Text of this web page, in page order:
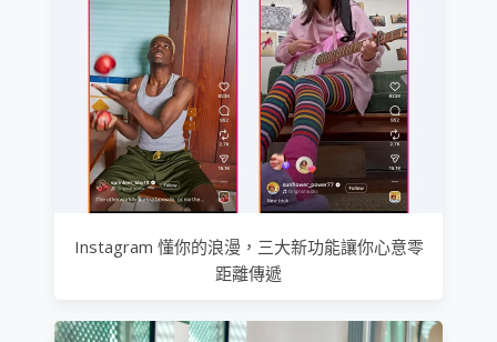
Instagram 懂你的浪漫，三大新功能讓你心意零
距離傳遞